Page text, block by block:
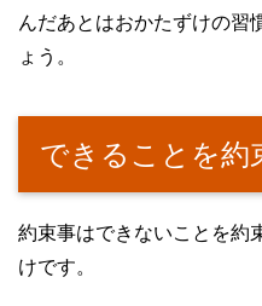
んだあとはおかたずけの習
ょう。
できることを約
約束事はできないことを約
けです。